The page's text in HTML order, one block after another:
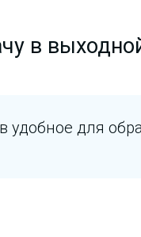
в
удобное для